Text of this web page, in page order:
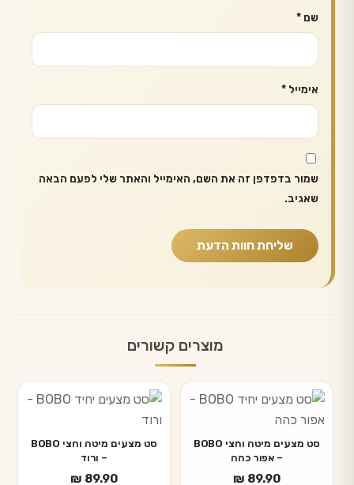
שם *
אימייל *
שמור בדפדפן זה את השם, האימייל והאתר שלי לפעם הבאה
שאגיב.
מוצרים קשורים
סט מצעים מיטה וחצי BOBO
– אפור כהה
₪ 89.90
סט מצעים מיטה וחצי BOBO
– ורוד
₪ 89.90